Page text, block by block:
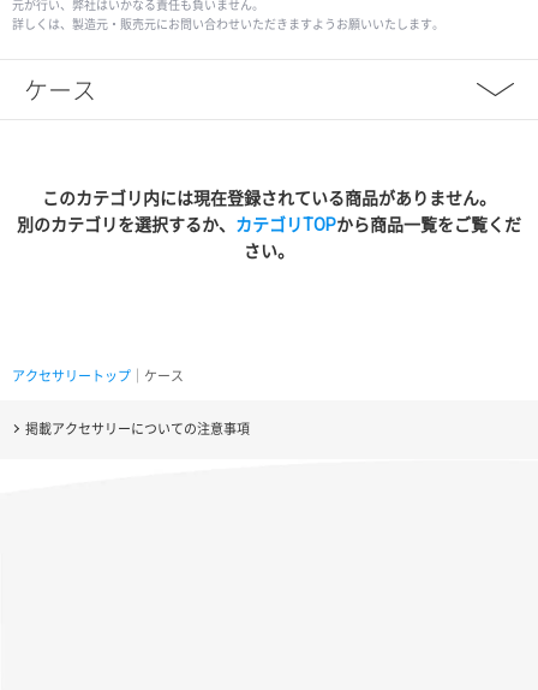
元が行い、弊社はいかなる責任も負いません。
詳しくは、製造元・販売元にお問い合わせいただきますようお願いいたします。
ケース
このカテゴリ内には現在登録されている商品がありません。
別のカテゴリを選択するか、 カテゴリTOPから商品一覧をご覧くだ
さい。
アクセサリートップ ｜ケース
掲載アクセサリーについての注意事項